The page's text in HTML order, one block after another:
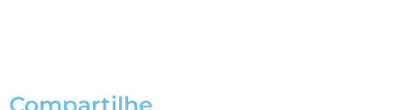
Compartilhe